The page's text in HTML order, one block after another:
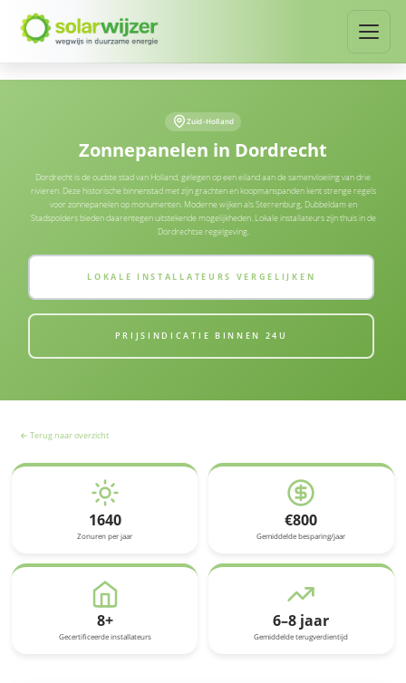
Zuid-Holland
Zonnepanelen in Dordrecht
Dordrecht is de oudste stad van Holland, gelegen op een eiland aan de samenvloeiing van drie
rivieren. Deze historische binnenstad met zijn grachten en koopmanspanden kent strenge regels
voor zonnepanelen op monumenten. Moderne wijken als Sterrenburg, Dubbeldam en
Stadspolders bieden daarentegen uitstekende mogelijkheden. Lokale installateurs zijn thuis in de
Dordrechtse regelgeving.
LOKALE INSTALLATEURS VERGELIJKEN
PRIJSINDICATIE BINNEN 24U
← Terug naar overzicht
1640
Zonuren per jaar
€800
Gemiddelde besparing/jaar
8+
Gecertificeerde installateurs
6–8 jaar
Gemiddelde terugverdientijd